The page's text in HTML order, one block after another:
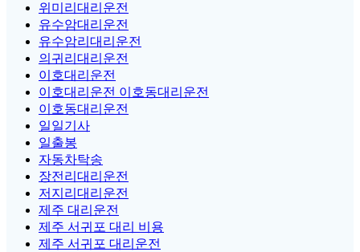
위미리대리운전
유수암대리운전
유수암리대리운전
의귀리대리운전
이호대리운전
이호대리운전 이호동대리운전
이호동대리운전
일일기사
일출봉
자동차탁송
장전리대리운전
저지리대리운전
제주 대리운전
제주 서귀포 대리 비용
제주 서귀포 대리운전